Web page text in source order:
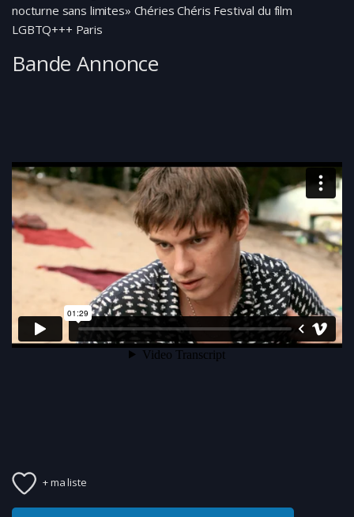
+ ma liste
nocturne sans limites» Chéries Chéris Festival du film
LGBTQ+++ Paris
Bande Annonce